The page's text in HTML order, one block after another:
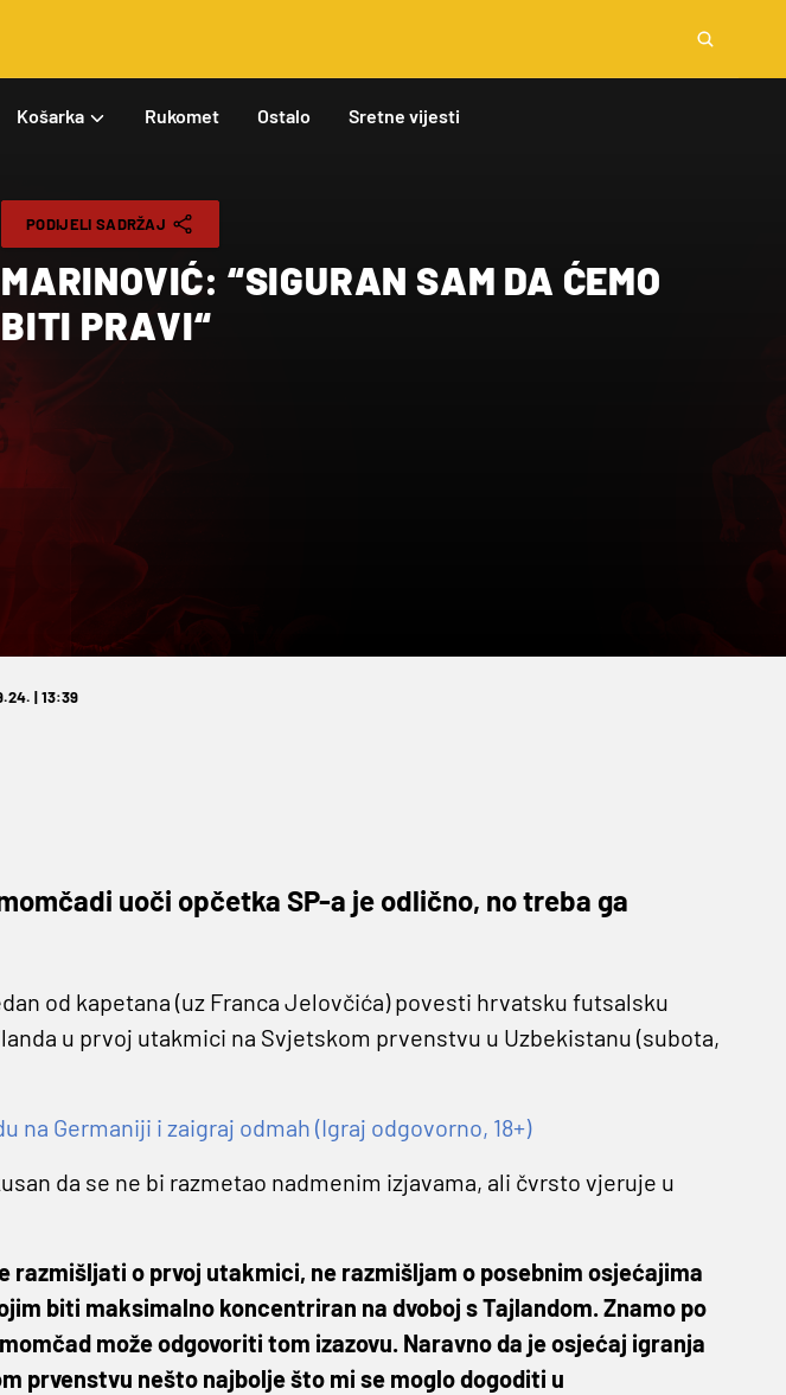
Košarka Rukomet Ostalo Sretne vijesti
PODIJELI SADRŽAJ
MARINOVIĆ: “SIGURAN SAM DA ĆEMO
BITI PRAVI“
| 13:39
uoči opčetka SP-a je odlično, no treba ga
od kapetana (uz Franca Jelovčića) povesti hrvatsku futsalsku
u prvoj utakmici na Svjetskom prvenstvu u Uzbekistanu (subota,
na Germaniji i zaigraj odmah (Igraj odgovorno, 18+)
da se ne bi razmetao nadmenim izjavama, ali čvrsto vjeruje u
razmišljati o prvoj utakmici, ne razmišljam o posebnim osjećajima
biti maksimalno koncentriran na dvoboj s Tajlandom. Znamo po
može odgovoriti tom izazovu. Naravno da je osjećaj igranja
prvenstvu nešto najbolje što mi se moglo dogoditi u